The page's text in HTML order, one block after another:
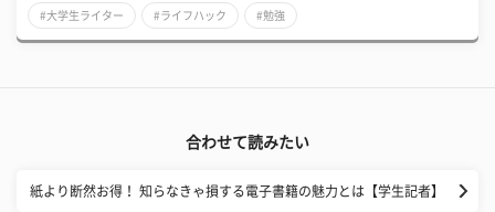
#大学生ライター #ライフハック #勉強
合わせて読みたい
紙より断然お得！ 知らなきゃ損する電子書籍の魅力とは【学生記者】